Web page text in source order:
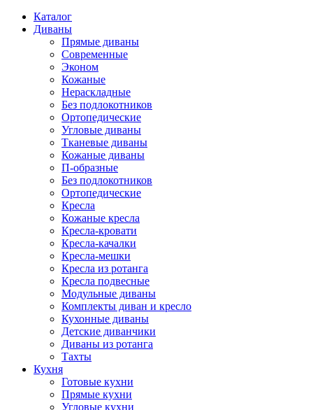
Каталог
Диваны
Прямые диваны
Современные
Эконом
Кожаные
Нераскладные
Без подлокотников
Ортопедические
Угловые диваны
Тканевые диваны
Кожаные диваны
П-образные
Без подлокотников
Ортопедические
Кресла
Кожаные кресла
Кресла-кровати
Кресла-качалки
Кресла-мешки
Кресла из ротанга
Кресла подвесные
Модульные диваны
Комплекты диван и кресло
Кухонные диваны
Детские диванчики
Диваны из ротанга
Тахты
Кухня
Готовые кухни
Прямые кухни
Угловые кухни